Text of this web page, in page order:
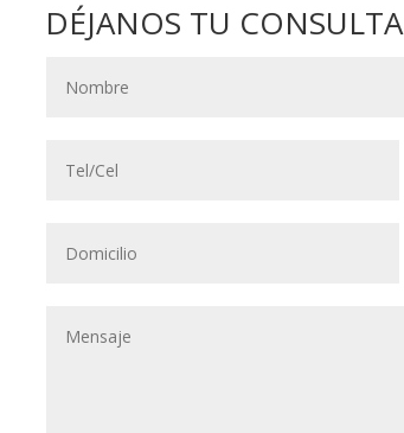
DÉJANOS TU CONSULTA